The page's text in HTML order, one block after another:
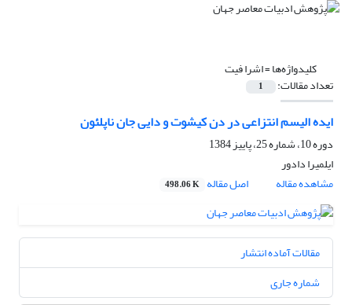
کلیدواژه‌ها =اشرا فیت
تعداد مقالات: 1
ایده الیسم انتزاعی در دن کیشوت و دایی جان ناپلئون
دوره 10، شماره 25، پاییز 1384
ایلمیرا دادور
مشاهده مقاله
اصل مقاله 498.06 K
مقالات آماده انتشار
شماره جاری